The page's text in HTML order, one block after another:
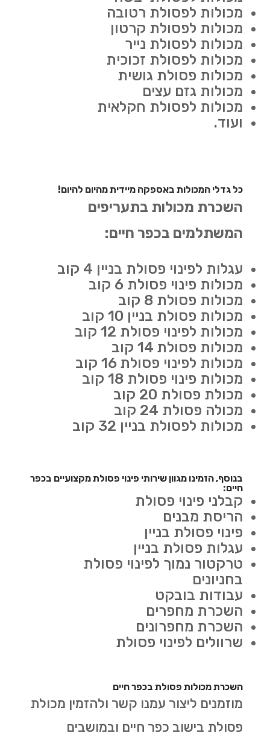
מכולות לפסולת רטובה
מכולות לפסולת קרטון
מכולות לפסולת נייר
מכולות לפסולת זכוכית
מכולות פסולת גושית
מכולות גזם עצים
מכולות לפסולת חקלאית
ועוד.
כל גדלי המכולות באספקה מיידית מהיום להיום!
השכרת מכולות בתעריפים
המשתלמים בכפר חיים:
עגלות לפינוי פסולת בניין 4 קוב
מכולות פינוי פסולת 6 קוב
מכולות פסולת 8 קוב
מכולות פסולת בניין 10 קוב
מכולות לפינוי פסולת 12 קוב
מכולות פסולת 14 קוב
מכולות לפינוי פסולת 16 קוב
מכולות פינוי פסולת 18 קוב
מכולת פסולת 20 קוב
מכולה פסולת 24 קוב
מכולות לפסולת בניין 32 קוב
בנוסף, הזמינו מגוון שירותי פינוי פסולת מקצועיים בכפר
חיים:
קבלני פינוי פסולת
הריסת מבנים
פינוי פסולת בניין
עגלות פסולת בניין
טרקטור נמוך לפינוי פסולת
בחניונים
עבודות בובקט
השכרת מחפרים
השכרת מחפרונים
שרוולים לפינוי פסולת
השכרת מכולות פסולת בכפר חיים
מוזמנים ליצור עמנו קשר ולהזמין מכולת
פסולת בישוב כפר חיים ובמושבים